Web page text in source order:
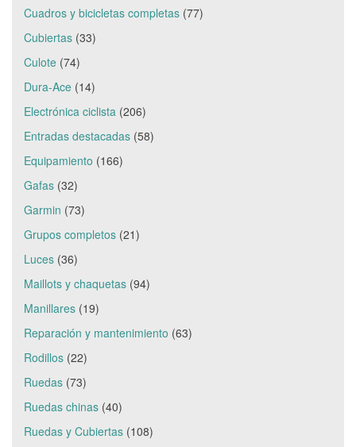
Cuadros y bicicletas completas (77)
Cubiertas (33)
Culote (74)
Dura-Ace (14)
Electrónica ciclista (206)
Entradas destacadas (58)
Equipamiento (166)
Gafas (32)
Garmin (73)
Grupos completos (21)
Luces (36)
Maillots y chaquetas (94)
Manillares (19)
Reparación y mantenimiento (63)
Rodillos (22)
Ruedas (73)
Ruedas chinas (40)
Ruedas y Cubiertas (108)